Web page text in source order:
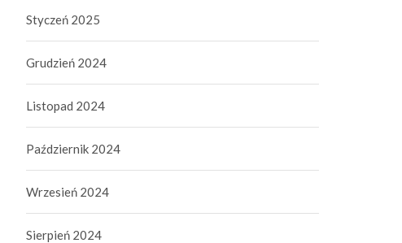
Styczeń 2025
Grudzień 2024
Listopad 2024
Październik 2024
Wrzesień 2024
Sierpień 2024